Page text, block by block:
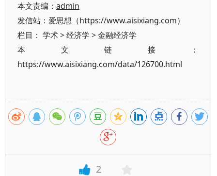
本文责编： admin
发信站：爱思想（https://www.aisixiang.com）
栏目： 学术>经济学 >金融经济学
本文链接：
https://www.aisixiang.com/data/126700.html
2